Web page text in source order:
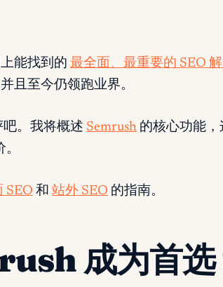
能找到的 最全面、最重要的 SEO
且至今仍领跑业界。
吧。我将概述 Semrush 的核心功能
SEO 和 站外 SEO 的指南。
成为首选